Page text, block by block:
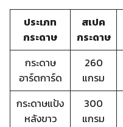
ประเภท
กระดาษ
สเปค
กระดาษ
กระดาษ
อาร์ตการ์ด
260
แกรม
กระดาษแป้ง
หลังขาว
300
แกรม